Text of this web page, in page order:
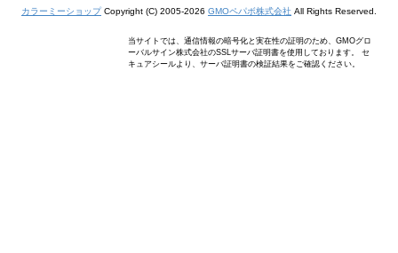
カラーミーショップ Copyright (C) 2005-2026 GMOペパボ株式会社 All Rights Reserved.
当サイトでは、通信情報の暗号化と実在性の証明のため、GMOグロ
ーバルサイン株式会社のSSLサーバ証明書を使用しております。 セ
キュアシールより、サーバ証明書の検証結果をご確認ください。